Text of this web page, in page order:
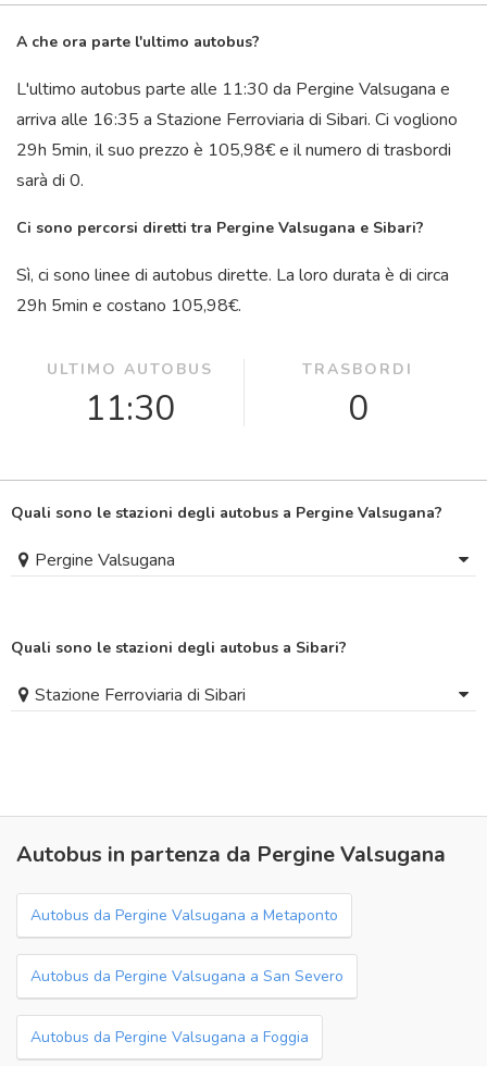
A che ora parte l'ultimo autobus?
L'ultimo autobus parte alle 11:30 da Pergine Valsugana e
arriva alle 16:35 a Stazione Ferroviaria di Sibari. Ci vogliono
29h 5min, il suo prezzo è 105,98€ e il numero di trasbordi
sarà di 0.
Ci sono percorsi diretti tra Pergine Valsugana e Sibari?
Sì, ci sono linee di autobus dirette. La loro durata è di circa
29h 5min e costano 105,98€.
ULTIMO AUTOBUS
11:30
TRASBORDI
0
Quali sono le stazioni degli autobus a Pergine Valsugana?
Pergine Valsugana
Quali sono le stazioni degli autobus a Sibari?
Stazione Ferroviaria di Sibari
Autobus in partenza da Pergine Valsugana
Autobus da Pergine Valsugana a Metaponto
Autobus da Pergine Valsugana a San Severo
Autobus da Pergine Valsugana a Foggia